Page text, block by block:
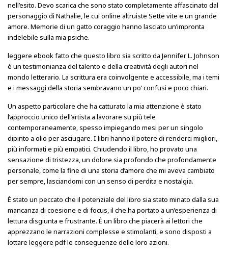
nell’esito. Devo scarica che sono stato completamente affascinato dal
personaggio di Nathalie, le cui online altruiste Sette vite e un grande
amore. Memorie di un gatto coraggio hanno lasciato un’impronta
indelebile sulla mia psiche.
leggere ebook fatto che questo libro sia scritto da Jennifer L. Johnson
è un testimonianza del talento e della creatività degli autori nel
mondo letterario. La scrittura era coinvolgente e accessibile, ma i temi
e i messaggi della storia sembravano un po’ confusi e poco chiari.
Un aspetto particolare che ha catturato la mia attenzione è stato
l’approccio unico dell’artista a lavorare su più tele
contemporaneamente, spesso impiegando mesi per un singolo
dipinto a olio per asciugare. I libri hanno il potere di renderci migliori,
più informati e più empatici. Chiudendo il libro, ho provato una
sensazione di tristezza, un dolore sia profondo che profondamente
personale, come la fine di una storia d’amore che mi aveva cambiato
per sempre, lasciandomi con un senso di perdita e nostalgia.
È stato un peccato che il potenziale del libro sia stato minato dalla sua
mancanza di coesione e di focus, il che ha portato a un’esperienza di
lettura disgiunta e frustrante. È un libro che piacerà ai lettori che
apprezzano le narrazioni complesse e stimolanti, e sono disposti a
lottare leggere pdf le conseguenze delle loro azioni.